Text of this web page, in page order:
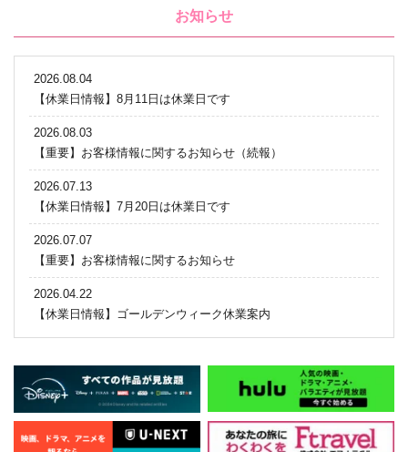
お知らせ
2026.08.04
【休業日情報】8月11日は休業日です
2026.08.03
【重要】お客様情報に関するお知らせ（続報）
2026.07.13
【休業日情報】7月20日は休業日です
2026.07.07
【重要】お客様情報に関するお知らせ
2026.04.22
【休業日情報】ゴールデンウィーク休業案内